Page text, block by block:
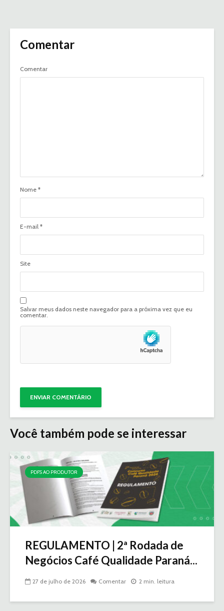
Comentar
Comentar
Nome *
E-mail *
Site
Salvar meus dados neste navegador para a próxima vez que eu
comentar.
Você também pode se interessar
PDFS AO PRODUTOR
REGULAMENTO | 2ª Rodada de
Negócios Café Qualidade Paraná...
27 de julho de 2026 Comentar 2 min. leitura